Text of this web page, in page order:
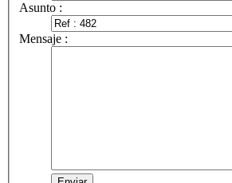
Asunto :
Mensaje :